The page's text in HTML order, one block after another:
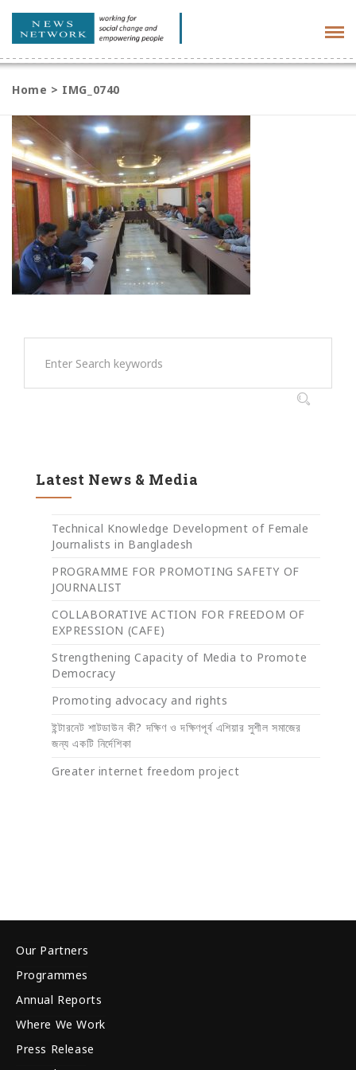
Home > IMG_0740
Latest News & Media
Technical Knowledge Development of Female
Journalists in Bangladesh
PROGRAMME FOR PROMOTING SAFETY OF
JOURNALIST
COLLABORATIVE ACTION FOR FREEDOM OF
EXPRESSION (CAFE)
Strengthening Capacity of Media to Promote
Democracy
Promoting advocacy and rights
ইন্টারনেট শাটডাউন কী? দক্ষিণ ও দক্ষিণপূর্ব এশিয়ার সুশীল সমাজের
জন্য একটি নির্দেশিকা
Greater internet freedom project
Our Partners
Programmes
Annual Reports
Where We Work
Press Release